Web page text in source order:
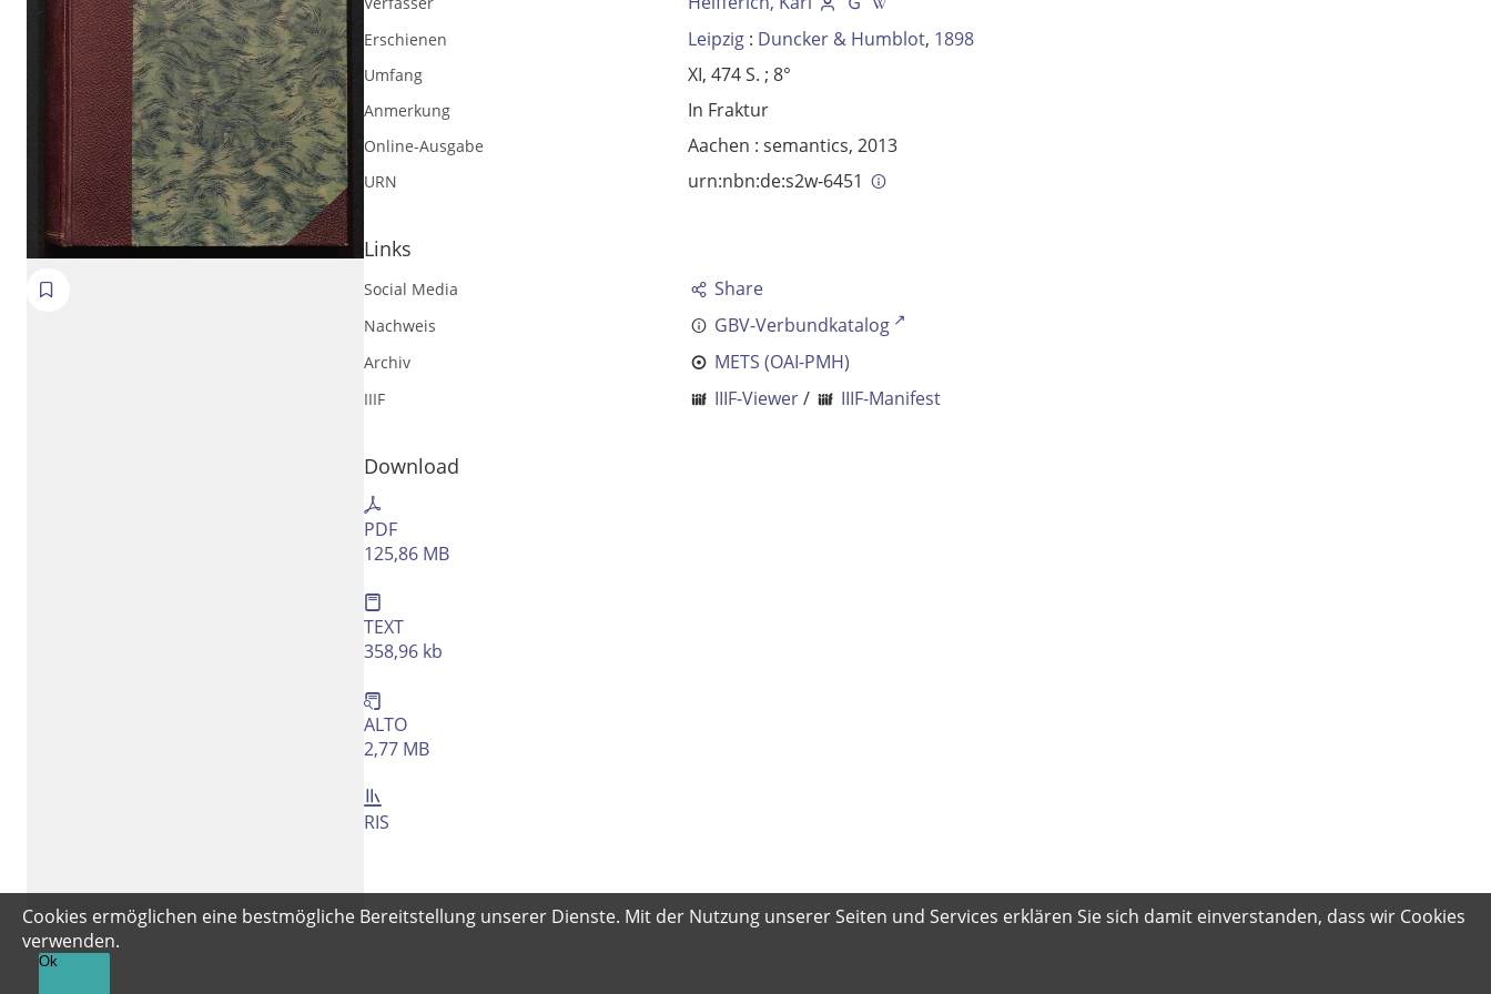
Erschienen Leipzig : Duncker & Humblot, 1898
Umfang XI, 474 S. ; 8°
Anmerkung In Fraktur
Online-Ausgabe Aachen : semantics, 2013
URN urn:nbn:de:s2w-6451
Links
Social Media Share
Nachweis GBV-Verbundkatalog
Archiv METS (OAI-PMH)
IIIF IIIF-Viewer/ IIIF-Manifest
Download
PDF
125,86 MB
TEXT
358,96 kb
ALTO
2,77 MB
RIS
Cookies ermöglichen eine bestmögliche Bereitstellung unserer Dienste. Mit der Nutzung unserer Seiten und Services erklären Sie sich damit einverstanden, dass wir Cookies
verwenden.
Ok